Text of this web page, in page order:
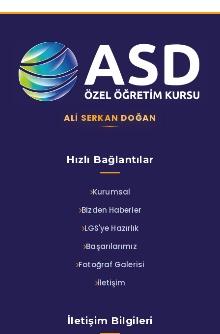
ALI SERKAN DOĞAN
Hızlı Bağlantılar
Kurumsal
Bizden Haberler
LGS'ye Hazırlık
Başarılarımız
Fotoğraf Galerisi
İletişim
İletişim Bilgileri